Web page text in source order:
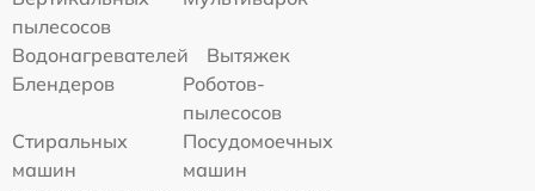
пылесосов
Водонагревателей
Вытяжек
Блендеров
Роботов-
пылесосов
Стиральных
машин
Посудомоечных
машин